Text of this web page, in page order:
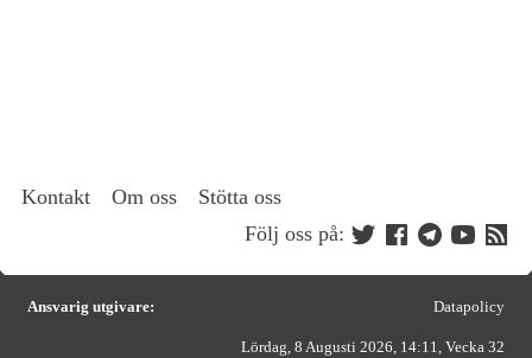
Kontakt Om oss
Stötta oss
Följ oss på:
Ansvarig utgivare: Datapolicy
Lördag, 8 Augusti 2026, 14:11, Vecka 32